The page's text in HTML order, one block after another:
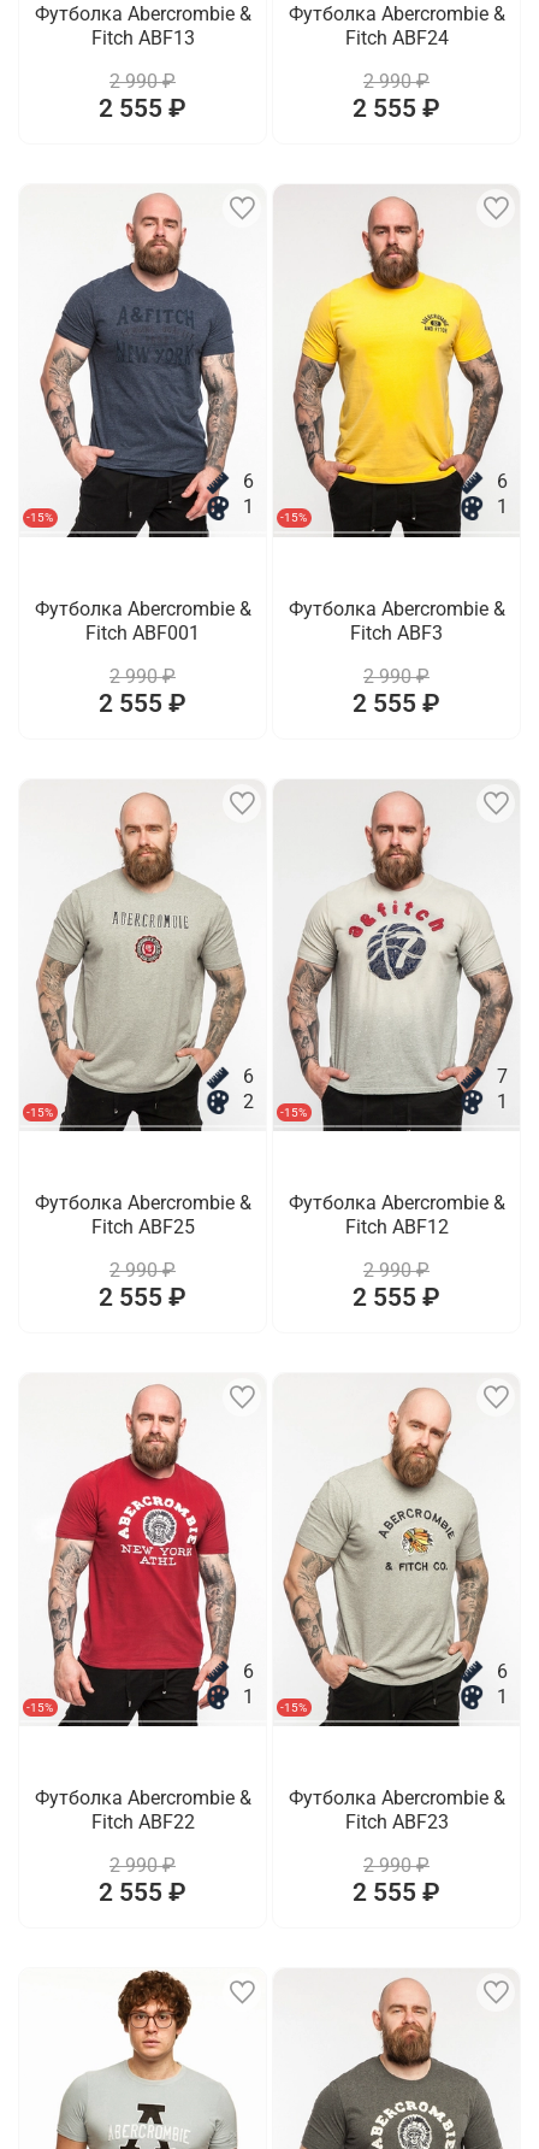
Футболка Abercrombie &
Fitch ABF13
2 990 ₽
2 555 ₽
Футболка Abercrombie &
Fitch ABF24
2 990 ₽
2 555 ₽
-15%
6
1
Футболка Abercrombie &
Fitch ABF001
2 990 ₽
2 555 ₽
-15%
6
1
Футболка Abercrombie &
Fitch ABF3
2 990 ₽
2 555 ₽
-15%
6
2
Футболка Abercrombie &
Fitch ABF25
2 990 ₽
2 555 ₽
-15%
7
1
Футболка Abercrombie &
Fitch ABF12
2 990 ₽
2 555 ₽
-15%
6
1
Футболка Abercrombie &
Fitch ABF22
2 990 ₽
2 555 ₽
-15%
6
1
Футболка Abercrombie &
Fitch ABF23
2 990 ₽
2 555 ₽